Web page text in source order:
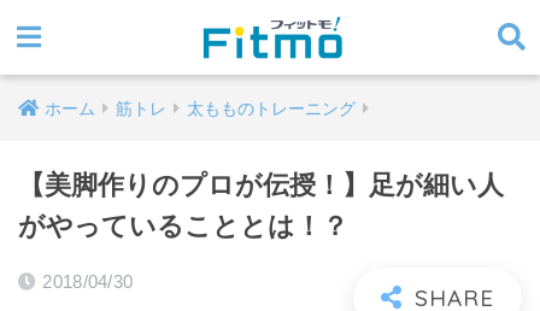
ホーム 筋トレ 太もものトレーニング
【美脚作りのプロが伝授！】足が細い人
がやっていることとは！？
2018/04/30